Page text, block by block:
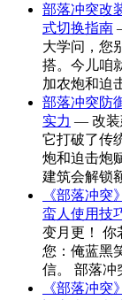
部落冲突改
式切换指南
大学问，您
搭。今儿咱
加农炮和迫
部落冲突防
实力 — 改装
它打破了传
炮和迫击炮
建筑会解锁
《部落冲
蛮人使用技
变月更！ 你
您：俺蓝黑
信。 部落
《部落冲